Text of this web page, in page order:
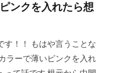
ンクを入れたら想
す！！ もはや言うことな
ラーで薄いピンクを入れ